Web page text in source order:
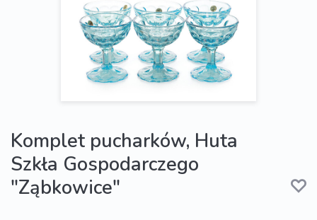
Komplet pucharków, Huta
Szkła Gospodarczego
"Ząbkowice"